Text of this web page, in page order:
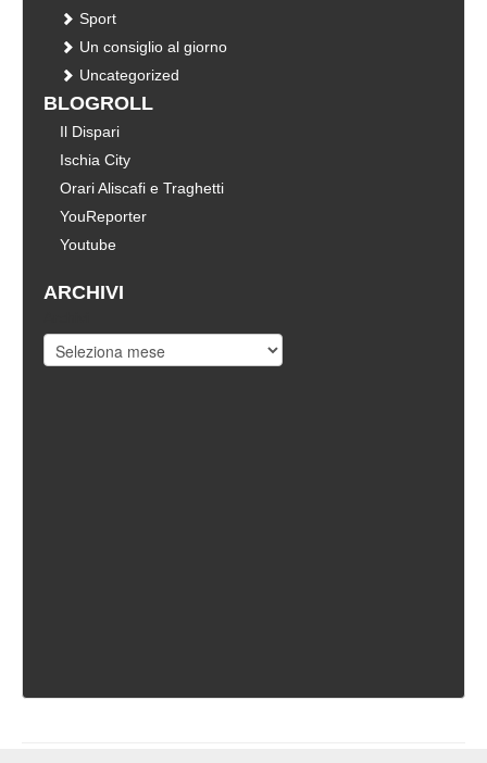
Sport
Un consiglio al giorno
Uncategorized
BLOGROLL
Il Dispari
Ischia City
Orari Aliscafi e Traghetti
YouReporter
Youtube
ARCHIVI